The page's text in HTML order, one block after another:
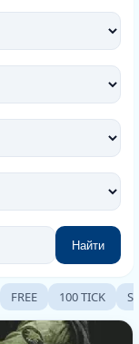
Найти
FREE 100 TICK